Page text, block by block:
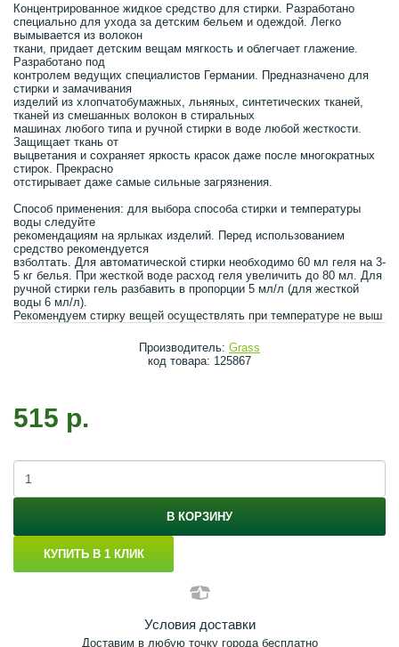
Концентрированное жидкое средство для стирки. Разработано
специально для ухода за детским бельем и одеждой. Легко
вымывается из волокон
ткани, придает детским вещам мягкость и облегчает глажение.
Разработано под
контролем ведущих специалистов Германии. Предназначено для
стирки и замачивания
изделий из хлопчатобумажных, льняных, синтетических тканей,
тканей из смешанных волокон в стиральных
машинах любого типа и ручной стирки в воде любой жесткости.
Защищает ткань от
выцветания и сохраняет яркость красок даже после многократных
стирок. Прекрасно
отстирывает даже самые сильные загрязнения.
Способ применения: для выбора способа стирки и температуры
воды следуйте
рекомендациям на ярлыках изделий. Перед использованием
средство рекомендуется
взболтать. Для автоматической стирки необходимо 60 мл геля на 3-
5 кг белья. При жесткой воде расход геля увеличить до 80 мл. Для
ручной стирки гель разбавить в пропорции 5 мл/л (для жесткой
воды 6 мл/л).
Рекомендуем стирку вещей осуществлять при температуре не выш
Производитель: Grass
код товара: 125867
515 р.
В КОРЗИНУ
КУПИТЬ В 1 КЛИК
Условия доставки
Доставим в любую точку города бесплатно